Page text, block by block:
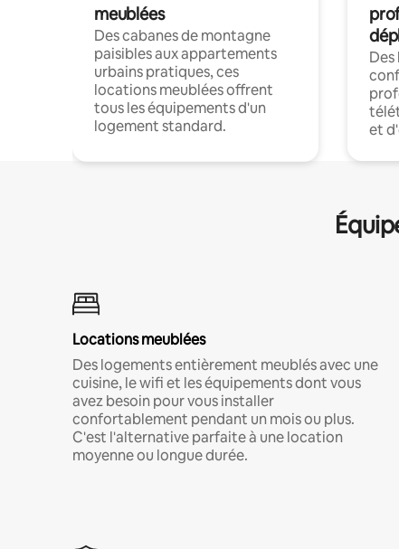
meublées
Des cabanes de montagne
paisibles aux appartements
urbains pratiques, ces
locations meublées offrent
tous les équipements d'un
logement standard.
et
Locations meublées
Des logements entièrement meublés avec une
cuisine, le wifi et les équipements dont vous
avez besoin pour vous installer
confortablement pendant un mois ou plus.
C'est l'alternative parfaite à une location
moyenne ou longue durée.